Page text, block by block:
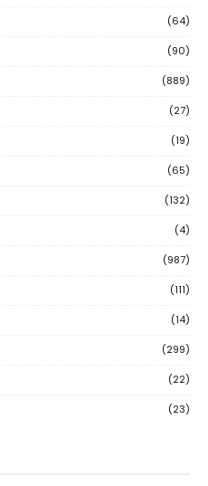
(64)
(90)
(889)
(27)
(19)
(65)
(132)
(4)
(987)
(111)
(14)
(299)
(22)
(23)